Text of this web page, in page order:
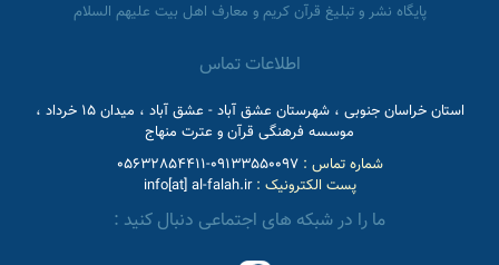
پایگاه نشر و تبلیغ قرآن کریم و معارف اهل بیت علیهم السلام
اطلاعات تماس
استان خراسان جنوبی ، شهرستان عشق آباد - عشق آباد ، میدان 15 خرداد ،
موسسه فرهنگی قرآن و عترت منهاج
شماره تماس :09133550097-05632854411
پست الکترونیک :info[at] al-falah.ir
ما را در شبکه های اجتماعی دنبال کنید :